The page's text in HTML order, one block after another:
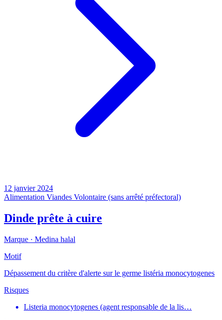
12 janvier 2024
Alimentation Viandes Volontaire (sans arrêté préfectoral)
Dinde prête à cuire
Marque · Medina halal
Motif
Dépassement du critère d'alerte sur le germe listéria monocytogenes
Risques
Listeria monocytogenes (agent responsable de la lis…